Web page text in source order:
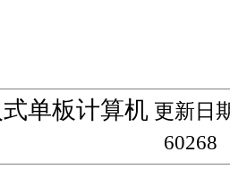
单板计算机更新日
60268